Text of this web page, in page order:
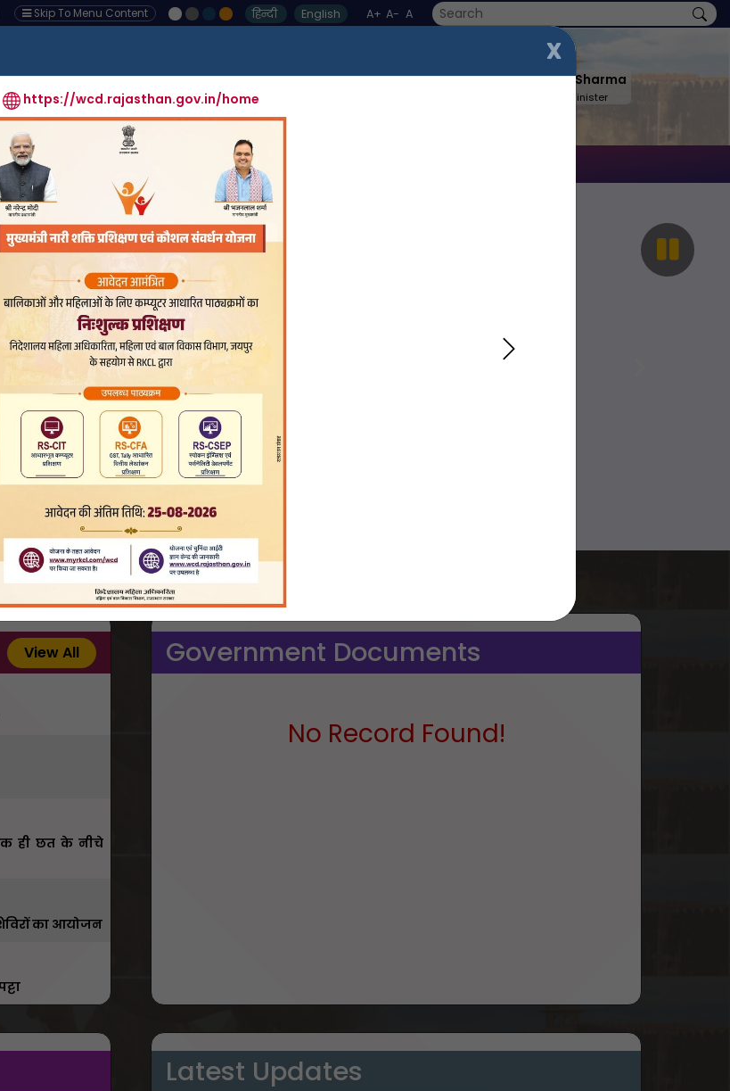
Skip To Menu Content हिन्दी English A+ A- A
Shri BhajanLal Sharma
Hon'ble Chief Minister
Media Gallery Employee Corner
View All
ही छत के नीचे
का आयोजन
Government Documents
No Record Found!
Latest Updates
X